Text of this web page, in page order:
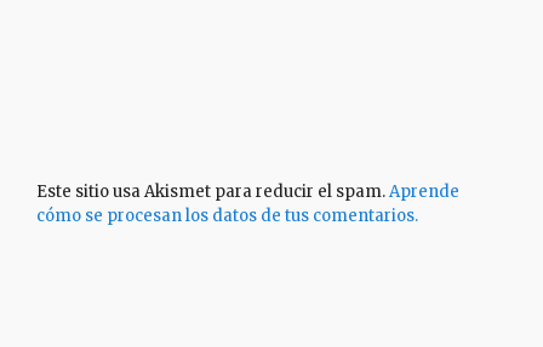
Este sitio usa Akismet para reducir el spam.Aprende
cómo se procesan los datos de tus comentarios.